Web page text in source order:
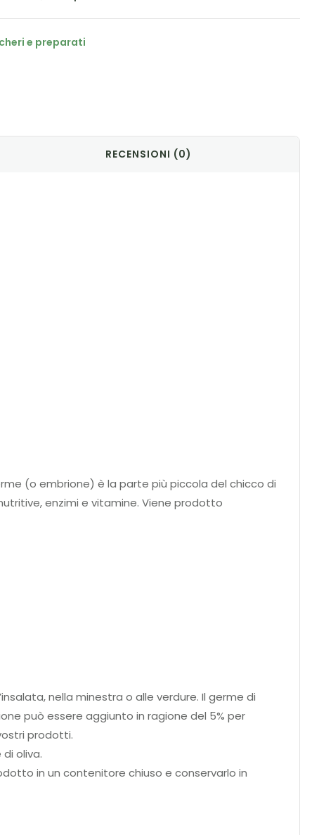
e preparati
RECENSIONI (0)
(o embrione) è la parte più piccola del chicco di
enzimi e vitamine. Viene prodotto
nella minestra o alle verdure. Il germe di
può essere aggiunto in ragione del 5% per
prodotti.
oliva.
in un contenitore chiuso e conservarlo in